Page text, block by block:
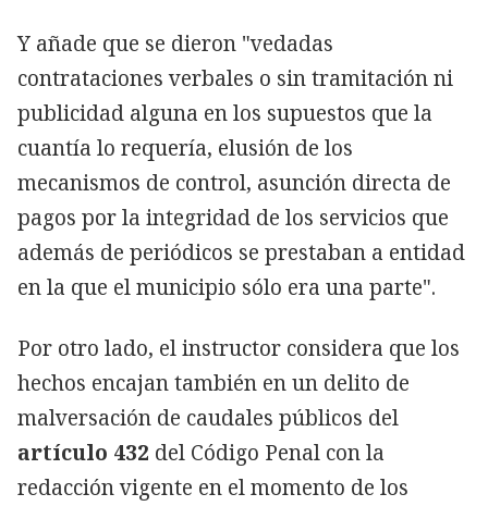
Y añade que se dieron "vedadas
contrataciones verbales o sin tramitación ni
publicidad alguna en los supuestos que la
cuantía lo requería, elusión de los
mecanismos de control, asunción directa de
pagos por la integridad de los servicios que
además de periódicos se prestaban a entidad
en la que el municipio sólo era una parte".
Por otro lado, el instructor considera que los
hechos encajan también en un delito de
malversación de caudales públicos del
artículo 432 del Código Penal con la
redacción vigente en el momento de los